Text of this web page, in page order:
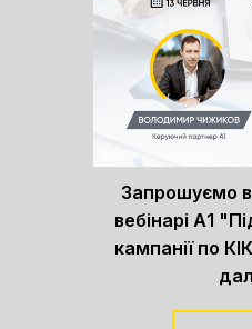
Запрошуємо
вебінарі А1
кампанії по